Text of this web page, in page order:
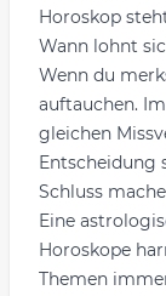
Horoskop
Wann lohnt
Wenn du
auftauchen.
gleichen
Entscheidung
Schluss
Eine
Horoskope
Themen